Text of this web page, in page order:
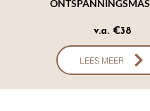
v.a. €38
LEES MEER